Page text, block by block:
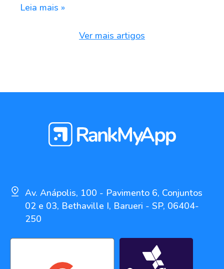
Leia mais »
Ver mais artigos
Av. Anápolis, 100 - Pavimento 6, Conjuntos
02 e 03, Bethaville I, Barueri - SP, 06404-
250